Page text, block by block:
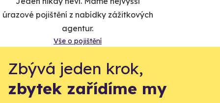
úrazové pojištění z nabídky zážitkových
agentur.
Vše o pojištění
Zbývá jeden krok,
zbytek zařídíme my